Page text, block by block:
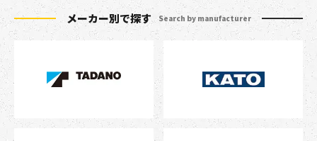
メーカー別で探す Search by manufacturer